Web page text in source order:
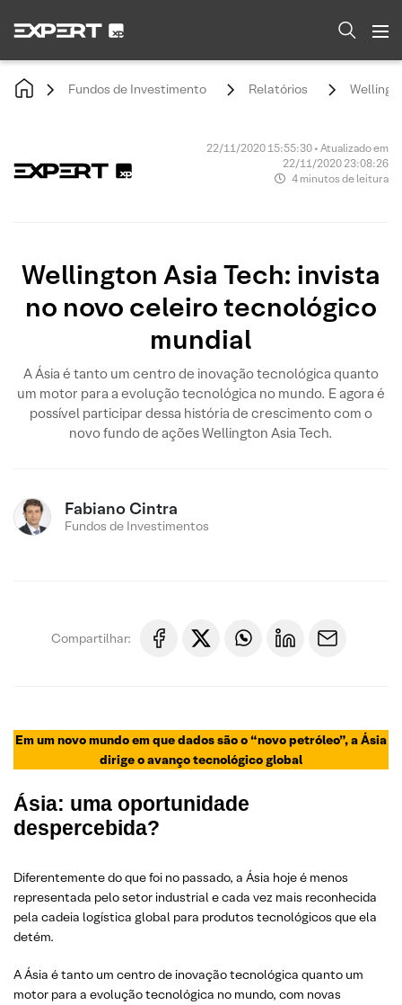
Fundos de Investimento Relatórios
22/11/2020 15:55:30 • Atualizado em
22/11/2020 23:08:26
4 minutos de leitura
Wellington Asia Tech: invista
no novo celeiro tecnológico
mundial
A Ásia é tanto um centro de inovação tecnológica quanto
um motor para a evolução tecnológica no mundo. E agora é
possível participar dessa história de crescimento com o
novo fundo de ações Wellington Asia Tech.
Fabiano Cintra
Fundos de Investimentos
Compartilhar:
Em um novo mundo em que dados são o “novo petróleo”, a Ásia
dirige o avanço tecnológico global
Ásia: uma oportunidade
despercebida?
Diferentemente do que foi no passado, a Ásia hoje é menos
representada pelo setor industrial e cada vez mais reconhecida
pela cadeia logística global para produtos tecnológicos que ela
detém.
A Ásia é tanto um centro de inovação tecnológica quanto um
motor para a evolução tecnológica no mundo, com novas